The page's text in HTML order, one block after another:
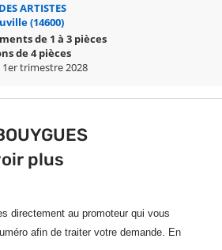
ARTISTES
(14600)
de 1 à 3 pièces
de 4 pièces
trimestre 2028
plus
directement au promoteur qui vous
afin de traiter votre demande. En